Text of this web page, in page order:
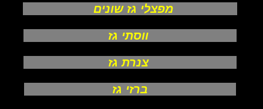
מפצלי גז שונים
ווסתי גז
צנרת גז
ברזי גז